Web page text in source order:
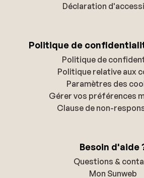
Déclaration
Politique de
Politique de
Politique relative aux
Paramètres des
Gérer vos préférences
Clause de non-
Besoin d'aide
Questions &
Mon Sunweb